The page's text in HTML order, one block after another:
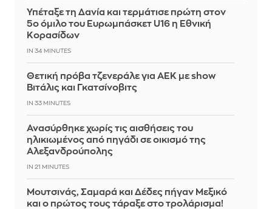
Υπέταξε τη Δανία και τερμάτισε πρώτη στον
5ο όμιλο του Ευρωμπάσκετ U16 η Εθνική
Κορασίδων
IN 34 MINUTES
Θετική πρόβα τζενεράλε για ΑΕΚ με show
Βιτάλις και Γκατσίνοβιτς
IN 33 MINUTES
Ανασύρθηκε χωρίς τις αισθήσεις του
ηλικιωμένος από πηγάδι σε οικισμό της
Αλεξανδρούπολης
IN 21 MINUTES
Μουτσινάς, Σαμαρά και Δέδες πήγαν Μεξικό
και ο πρώτος τους τάραξε στο τρολάρισμα!